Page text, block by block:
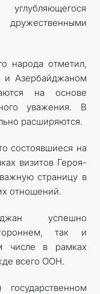
народа отметил,
и Азербайджаном
на основе
уважения. В
расширяются.
состоявшиеся на
визитов Героя-
страницу в
отношений.
успешно
так и
числе в рамках
всего ООН.